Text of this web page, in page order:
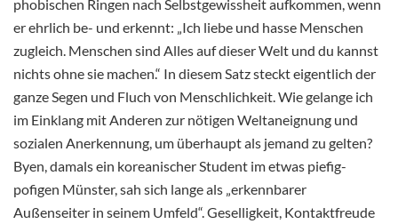
phobischen Ringen nach Selbstgewissheit aufkommen, wenn
er ehrlich be- und erkennt: „Ich liebe und hasse Menschen
zugleich. Menschen sind Alles auf dieser Welt und du kannst
nichts ohne sie machen.“ In diesem Satz steckt eigentlich der
ganze Segen und Fluch von Menschlichkeit. Wie gelange ich
im Einklang mit Anderen zur nötigen Weltaneignung und
sozialen Anerkennung, um überhaupt als jemand zu gelten?
Byen, damals ein koreanischer Student im etwas piefig-
pofigen Münster, sah sich lange als „erkennbarer
Außenseiter in seinem Umfeld“. Geselligkeit, Kontaktfreude